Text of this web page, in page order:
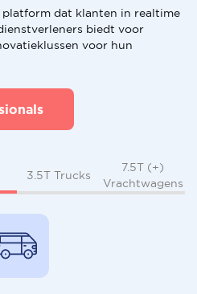
platform dat klanten in realtime
biedt voor
voor hun
3.5T Trucks
7.5T (+)
Vrachtwagens